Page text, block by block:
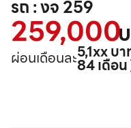
รถ : งจ 259
259,000
ผ่อนเดือนละ5,1xx บ
84 เดือน